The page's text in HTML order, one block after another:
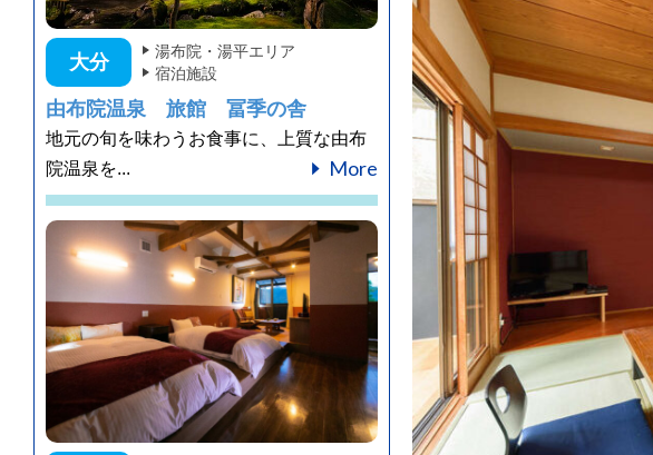
大分
湯布院・湯平エリア
宿泊施設
由布院温泉 旅館 冨季の舎
地元の旬を味わうお食事に、上質な由布
院温泉を...
More